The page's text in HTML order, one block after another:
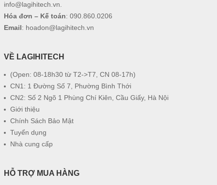
info@lagihitech.vn
Hóa đơn – Kế toán: 090.860.0206
Email: hoadon@lagihitech.vn
VỀ LAGIHITECH
(Open: 08-18h30 từ T2->T7, CN 08-17h)
CN1: 1 Đường Số 7, Phường Bình Thới
CN2: Số 2 Ngõ 1 Phùng Chí Kiên, Cầu Giấy, Hà Nội
Giới thiệu
Chính Sách Bảo Mật
Tuyển dụng
Nhà cung cấp
HỖ TRỢ MUA HÀNG